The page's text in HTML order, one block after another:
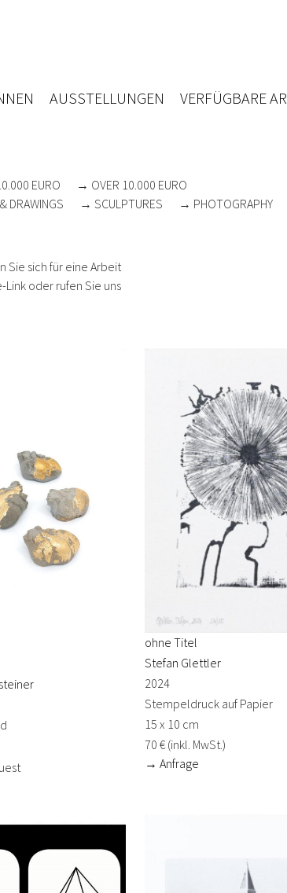
AUSSTELLUNGEN VERFÜGBARE
EURO
→ OVER 10.000 EURO
DRAWINGS → SCULPTURES → PHOTOGRAPHY
Sie sich für eine Arbeit
oder rufen Sie uns
ohne Titel
Stefan Glettler
2024
Stempeldruck auf Papier
15 x 10 cm
70 € (inkl. MwSt.)
→ Anfrage